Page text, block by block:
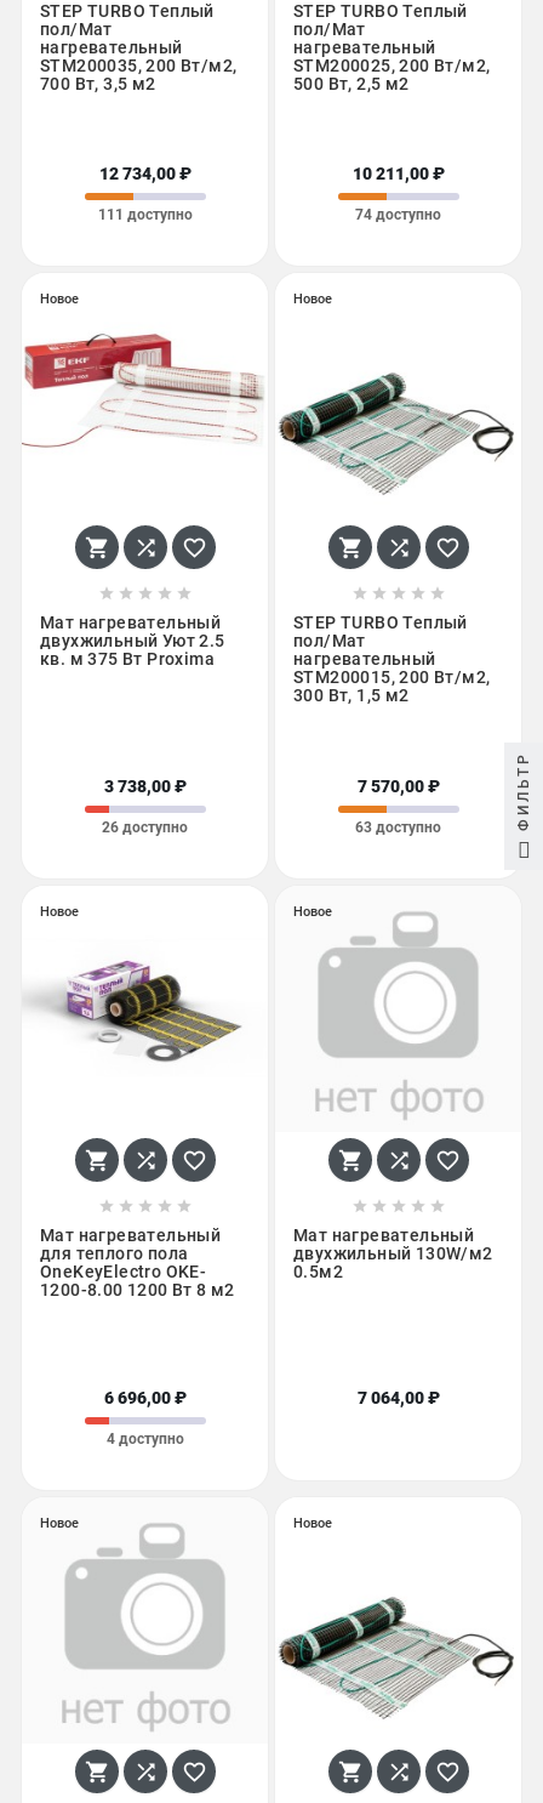
STEP TURBO Теплый
пол/Мат
нагревательный
STM200035, 200 Вт/м2,
700 Вт, 3,5 м2
12 734,00 ₽
111 доступно
STEP TURBO Теплый
пол/Мат
нагревательный
STM200025, 200 Вт/м2,
500 Вт, 2,5 м2
10 211,00 ₽
74 доступно
Новое
  
    
Мат нагревательный
двухжильный Уют 2.5
кв. м 375 Вт Proxima
3 738,00 ₽
26 доступно
Новое
  
    
STEP TURBO Теплый
пол/Мат
нагревательный
STM200015, 200 Вт/м2,
300 Вт, 1,5 м2
7 570,00 ₽
63 доступно
Новое
  
    
Мат нагревательный
для теплого пола
OneKeyElectro OKE-
1200-8.00 1200 Вт 8 м2
6 696,00 ₽
4 доступно
Новое
  
    
Мат нагревательный
двухжильный 130W/м2
0.5м2
7 064,00 ₽
Новое
  
Новое
  
ФИЛЬТР